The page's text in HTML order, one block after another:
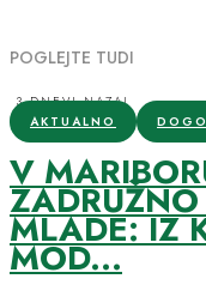
POGLEJTE TUDI
3 DNEVI NAZAJ
AKTUALNO
V
MLADE: IZ
MOD...